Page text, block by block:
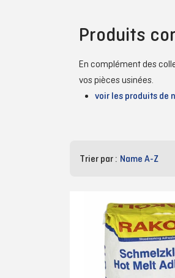
Produits
En complément des
vos pièces usinées.
voir les produits de
Trier par :